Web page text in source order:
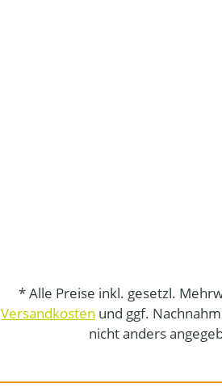
* Alle Preise inkl. gesetzl.
Versandkosten und ggf.
nicht anders